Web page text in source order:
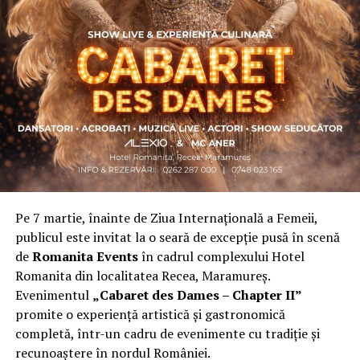
Asociația a fost fondată în 2019, dintr-un context
personal dificil, ca răspuns la întrebări despre
contribuție și sens. A crescut organic și a ajuns astăzi
una dintre cele mai mari comunități de femei
antreprenor din România, cu prezență fizică în mai
multe orașe, inclusiv la Cluj-Napoca.
„Dacă nu eu, atunci cine?”spune clujeancaCarmen
Mihalca, fondatoareaAntreprenoare.ro. Din această
întrebare s-a născut campania.
Cine a ales să fie vizibilă la Cluj
Femeile prezente la evenimentul din Cluj-Napoca
provin din domenii complet diferite. Câteva dintre ele:
Andreea Faur, specialist SEO, spune că a fi vizibilă
înseamnă să te asociezi cu brandul companiei pe care o
reprezinți și să educi publicul țintă. Mesajul ei pentru
Pe 7 martie, înainte de Ziua Internațională a Femeii,
publicul este invitat la o seară de excepție pusă în scenă
deRomanita Eventsîn cadrul complexului Hotel
Romanita din localitatea Recea, Maramureș.
Evenimentul „Cabaret des Dames – Chapter II”
promite o experiență artistică și gastronomică
completă, într-un cadru de evenimente cu tradiție și
recunoaștere în nordul României.